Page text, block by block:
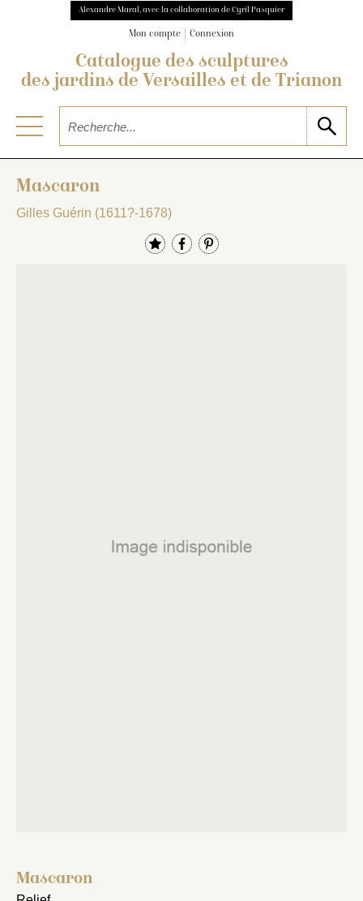
Alexandre Maral, avec la collaboration de Cyril Pasquier
Mon compte Connexion
Catalogue des sculptures
des jardins de Versailles et de Trianon
Mascaron
Gilles Guérin (1611?-1678)
Mascaron
Nom du dossier